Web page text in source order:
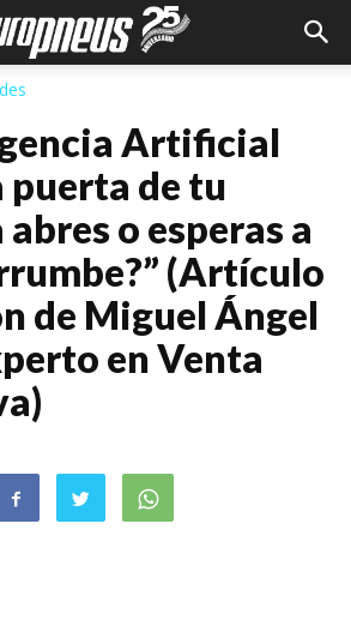
Artificial
puerta de tu
abres o esperas a
(Artículo
de Miguel Ángel
en Venta